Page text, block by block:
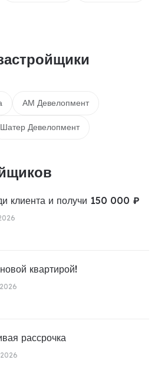
АМ Девелопмент
Шатер Девелопмент
клиента и получи 150 000 ₽
квартирой!
рассрочка